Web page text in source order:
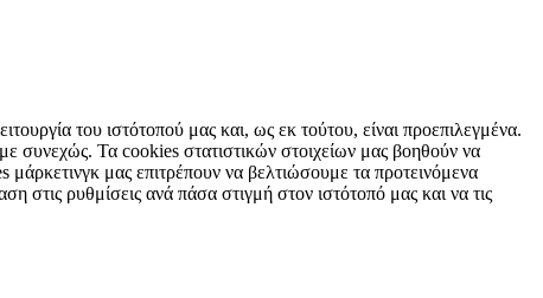
του ιστότοπού μας και, ως εκ τούτου, είναι προεπιλεγμένα.
συνεχώς. Τα cookies στατιστικών στοιχείων μας βοηθούν να
μας επιτρέπουν να βελτιώσουμε τα προτεινόμενα
στις ρυθμίσεις ανά πάσα στιγμή στον ιστότοπό μας και να τις